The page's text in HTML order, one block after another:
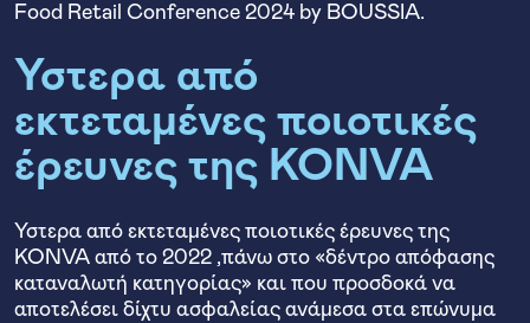
Food Retail Conference 2024 by BOUSSIA.
Ύστερα από
εκτεταμένες ποιοτικές
έρευνες της KONVA
Ύστερα από εκτεταμένες ποιοτικές έρευνες της
KONVA από το 2022 ,πάνω στο «δέντρο απόφασης
καταναλωτή κατηγορίας» και που προσδοκά να
αποτελέσει δίχτυ ασφαλείας ανάμεσα στα επώνυμα